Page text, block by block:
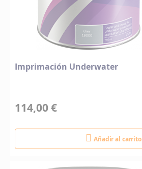
Imprimación Underwater
114,00 €
Añadir al carrito